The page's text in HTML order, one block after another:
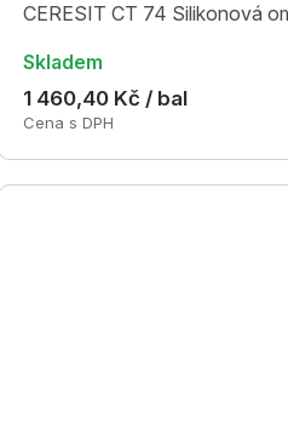
CERESIT CT 74 Silikonová
Skladem
1 460,40 Kč / bal
Cena s DPH